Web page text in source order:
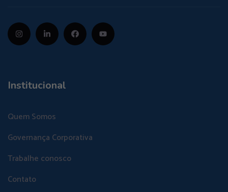
Institucional
Quem Somos
Governança Corporativa
Trabalhe conosco
Contato